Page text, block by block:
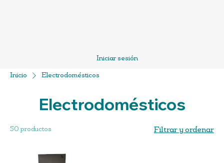
Iniciar sesión
Inicio Electrodomésticos
Electrodomésticos
50 productos Filtrar y ordenar